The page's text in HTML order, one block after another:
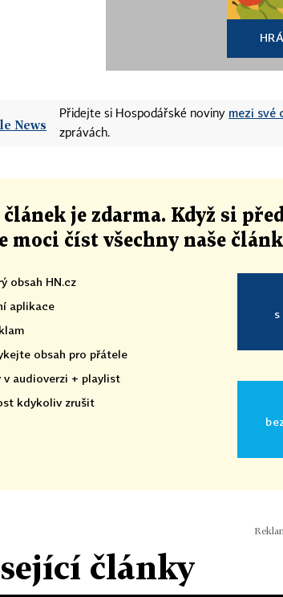
Přidejte si Hospodářské noviny mezi své
zprávách.
článek je zdarma. Když si
moci číst všechny naše
obsah HN.cz
aplikace
obsah pro přátele
v audioverzi + playlist
kdykoliv zrušit
články